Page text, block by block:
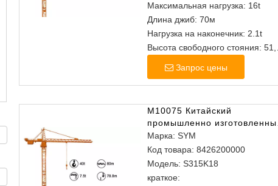
Максимальная нагрузка: 16t
Длина джиб: 70м
Нагрузка на наконечник: 2.1t
Высота свободного стояния: 51,4
Запрос цены
M10075 Китайский
промышленно изготовленные
из головного кран
Марка: SYM
Код товара: 8426200000
Модель: S315K18
краткое: